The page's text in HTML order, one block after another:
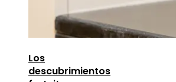
Los
descubrimientos